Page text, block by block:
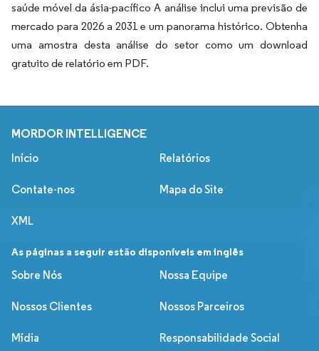
saúde móvel da ásia-pacífico A análise inclui uma previsão de
mercado para 2026 a 2031 e um panorama histórico. Obtenha
uma amostra desta análise do setor como um download
gratuito de relatório em PDF.
MORDOR INTELLIGENCE
Início Relatórios
Contate-nos Mapa do Site
XML
As páginas a seguir estão disponíveis em inglês
Sobre Nós
Nossa Equipe
Nossos Clientes Nossos Parceiros
Mídia Responsabilidade Social